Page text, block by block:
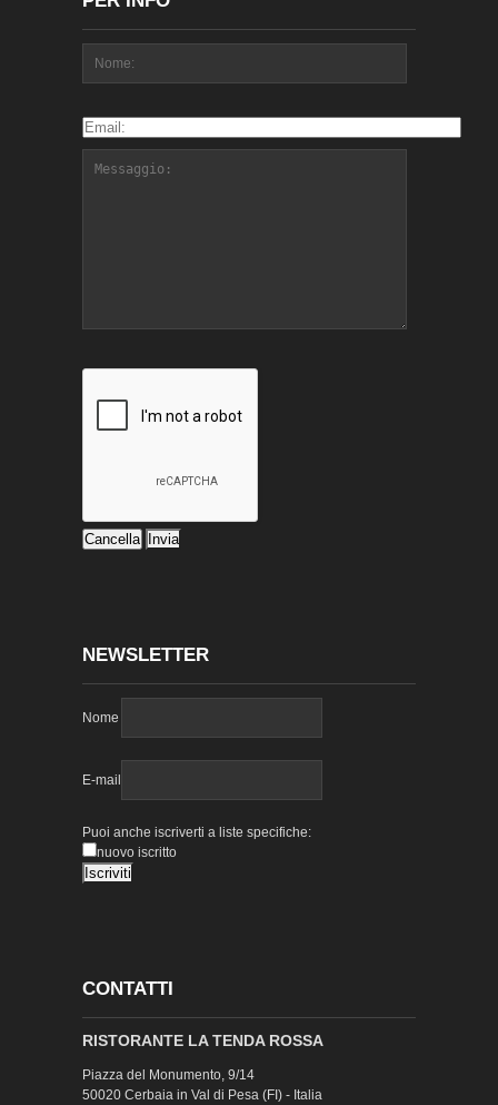
NEWSLETTER
Nome
E-mail
Puoi anche iscriverti a liste specifiche:
nuovo iscritto
CONTATTI
RISTORANTE LA TENDA ROSSA
Piazza del Monumento, 9/14
50020 Cerbaia in Val di Pesa (FI) - Italia